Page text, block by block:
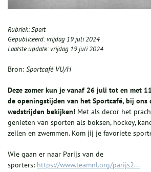
Rubriek:Sport
Gepubliceerd:vrijdag 19 juli 2024
Laatste update:vrijdag 19 juli 2024
Bron: Sportcafé VU/H
Deze zomer kun je vanaf 26 juli tot en met
de openingstijden van het Sportcafé, bij ons
wedstrijden bekijken! Met als decor het
genieten van sporten als boksen, hockey,
zeilen en zwemmen. Kom jij je favoriete
Wie gaan er naar Parijs van de
sporters: https://www.teamnl.org/parijs2...